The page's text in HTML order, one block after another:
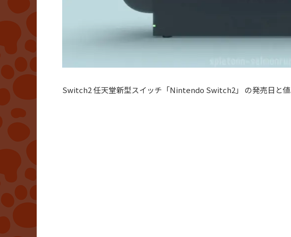
Switch2 任天堂新型スイッチ「Nintendo Switch2」 の発売日と値